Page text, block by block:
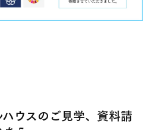
ハウスのご見学、資料請